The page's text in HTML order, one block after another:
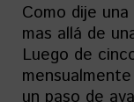
Como dije
mas allá de
Luego de